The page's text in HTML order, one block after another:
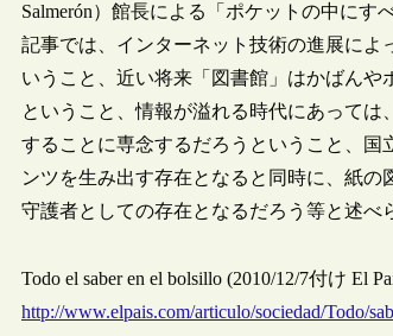
Salmerón）館長による「ポケットの中にす
記事では、インターネット技術の進展によ
いうこと、近い将来「図書館」はかばん
ということ、情報が溢れる時代にあって
することに専念するだろうということ、
ンツを生み出す存在となると同時に、紙
守護者としての存在となるだろう等と述べ
Todo el saber en el bolsillo (2010/12/7付け El
http://www.elpais.com/articulo/sociedad/Todo/